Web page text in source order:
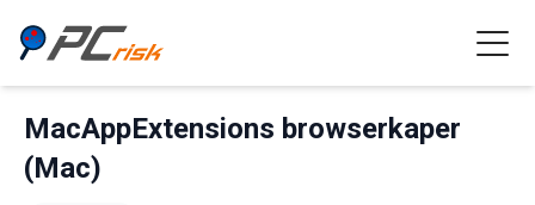
MacAppExtensions browserkaper
(Mac)